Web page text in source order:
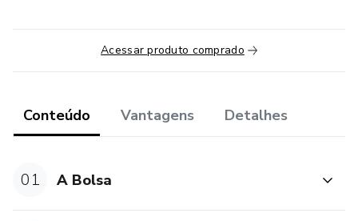
Acessar produto comprado
Conteúdo Vantagens Detalhes
01 A Bolsa